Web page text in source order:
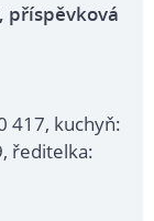
příspěvková
417, kuchyň:
ředitelka: